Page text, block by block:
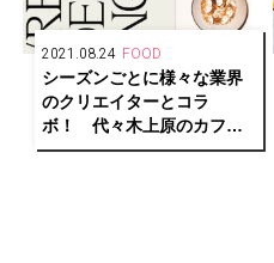
2021.08.24 FOOD
シーズンごとに様々な業界
のクリエイターとコラ
ボ！ 代々木上原のカフェ
バー「No.」がメニューを刷